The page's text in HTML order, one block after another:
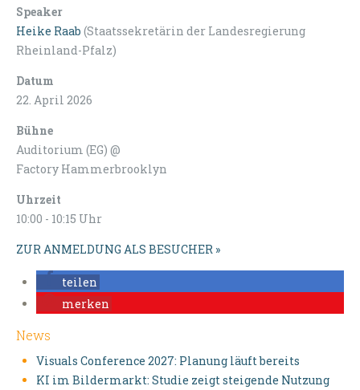
Speaker
Heike Raab (Staatssekretärin der Landesregierung
Rheinland-Pfalz)
Datum
22. April 2026
Bühne
Auditorium (EG) @
Factory Hammerbrooklyn
Uhrzeit
10:00 - 10:15 Uhr
ZUR ANMELDUNG ALS BESUCHER »
teilen
merken
News
Visuals Conference 2027: Planung läuft bereits
KI im Bildermarkt: Studie zeigt steigende Nutzung